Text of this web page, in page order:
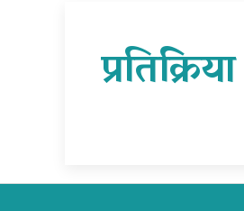
प्रतिक्रिया